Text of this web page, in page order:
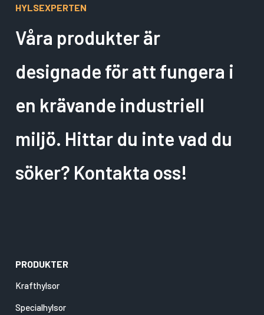
HYLSEXPERTEN
Våra produkter är
designade för att fungera i
en krävande industriell
miljö. Hittar du inte vad du
söker? Kontakta oss!
PRODUKTER
Krafthylsor
Specialhylsor